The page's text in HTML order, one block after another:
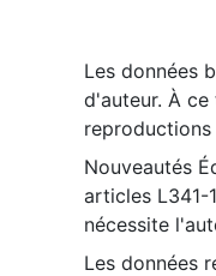
Les données
d'auteur. À
Nouveautés
articles L341-
nécessite
Les données